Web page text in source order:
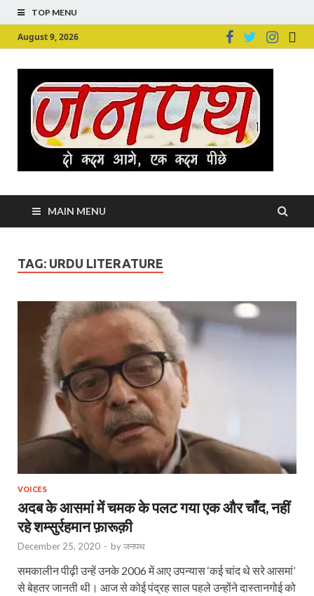
TOP MENU
August 9, 2026
MAIN MENU
TAG: URDU LITERATURE
VOICES
अदब के आसमां में चमक के पलट गया एक और चाँद, नहीं
रहे शम्‍सुर्रहमान फ़ारूक़ी
December 25, 2020 - byजनपथ
समकालीन पीढ़ी उन्‍हें उनके 2006 में आए उपन्‍यास ‘कई चांद थे सरे आसमां’
से बेहतर जानती थी। आज से कोई पंद्रह साल पहले उन्‍होंने दास्‍तानगोई को